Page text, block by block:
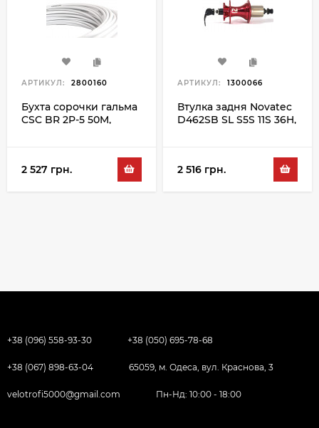
АРТИКУЛ: 2800160
Бухта сорочки гальма
CSC BR 2P-5 50M,
2 527 грн.
АРТИКУЛ: 1300066
Втулка задня Novatec
D462SB SL S5S 11S 36H,
2 516 грн.
+38 (096) 558-93-30 +38 (050) 695-78-68
+38 (067) 898-63-04 65059, м. Одеса, вул. Краснова, 3
velotrofi5000@gmail.com Пн-Нд: 10:00 - 18:00